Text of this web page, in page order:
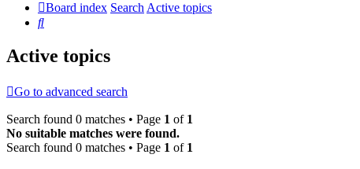
Board index SearchActive topics
Search
Active topics
Go to advanced search
Search found 0 matches • Page 1 of 1
No suitable matches were found.
Search found 0 matches • Page 1 of 1